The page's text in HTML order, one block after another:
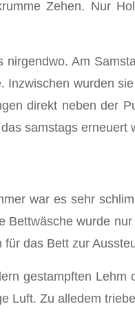
Zehen. Nur
Am
wurden
direkt neben der
samstags erneuert
war es sehr
Bettwäsche wurde
das Bett zur
gestampften Lehm
Luft. Zu alledem